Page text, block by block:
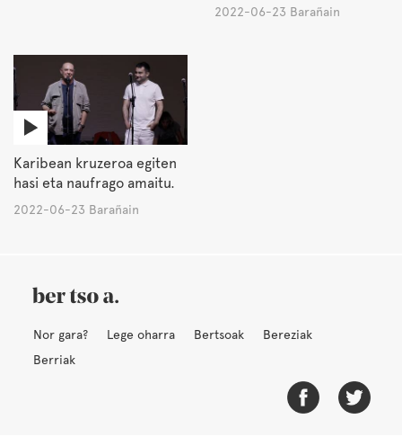
2022-06-23 Barañain
Karibean kruzeroa egiten
hasi eta naufrago amaitu.
2022-06-23 Barañain
Nor gara? Lege oharra Bertsoak
Bereziak
Berriak